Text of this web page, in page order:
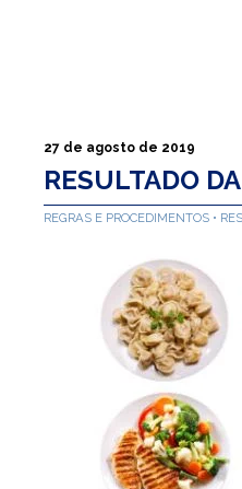
27 de agosto de 2019
RESULTADO
REGRAS E PROCEDIMENTOS